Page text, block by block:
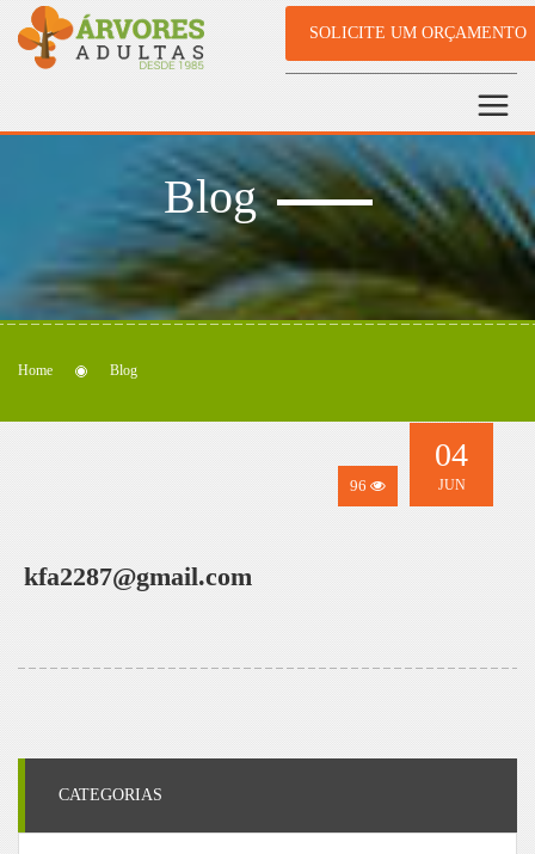
SOLICITE UM ORÇAMENTO
Blog
Home Blog
96
04
JUN
kfa2287@gmail.com
CATEGORIAS